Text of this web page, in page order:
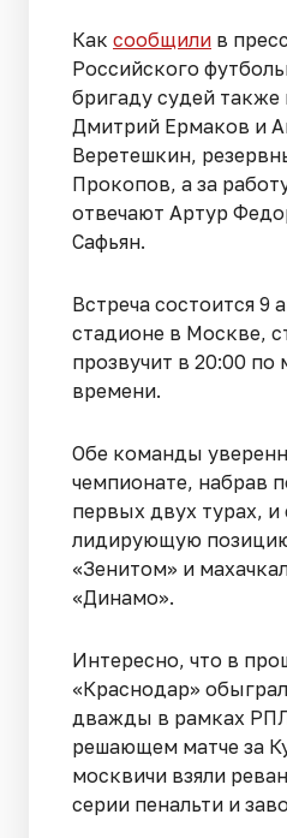
Как сообщили в
Российского
бригаду судей
Дмитрий Ермаков и
Веретешкин,
Прокопов, а за
отвечают Артур
Сафьян.
Встреча состоится 9
стадионе в Москве,
прозвучит в 20:00
времени.
Обе команды
чемпионате, набрав
первых двух турах, и
лидирующую
«Зенитом» и
«Динамо».
Интересно, что в
«Краснодар»
дважды в рамках
решающем матче за
москвичи взяли
серии пенальти и